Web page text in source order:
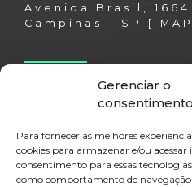
Gerenciar o
consentimento
Para fornecer as melhores
cookies para armazenar e/ou
consentimento para essas
como comportamento de navegação
Avenida Brasil,
Campinas - SP [
99796-6790
COORDENAÇÃO
1997134.4981